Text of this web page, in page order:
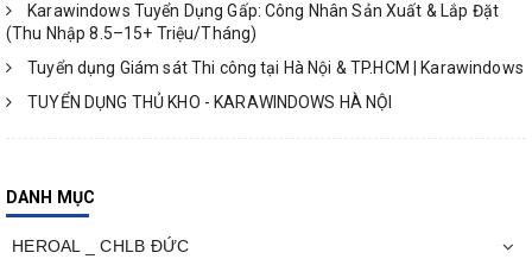
Karawindows Tuyển Dụng Gấp: Công Nhân Sản Xuất & Lắp Đặt
(Thu Nhập 8.5–15+ Triệu/Tháng)
Tuyển dụng Giám sát Thi công tại Hà Nội & TP.HCM | Karawindows
TUYỂN DỤNG THỦ KHO - KARAWINDOWS HÀ NỘI
DANH MỤC
HEROAL _ CHLB ĐỨC